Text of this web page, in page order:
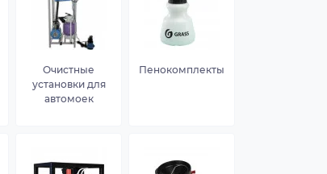
Очистные
установки для
автомоек
Пенокомплекты